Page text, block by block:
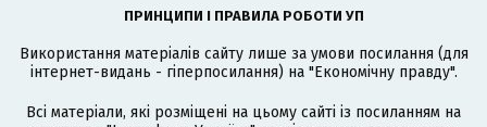
ПРИНЦИПИ І ПРАВИЛА РОБОТИ УП
Використання матеріалів сайту лише за умови посилання (для
інтернет-видань - гіперпосилання) на "Економічну правду".
Всі матеріали, які розміщені на цьому сайті із посиланням на